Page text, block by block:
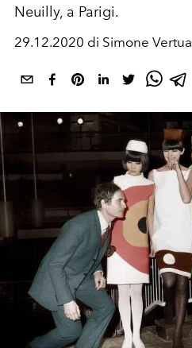
Neuilly, a Parigi.
29.12.2020 di Simone Vertua